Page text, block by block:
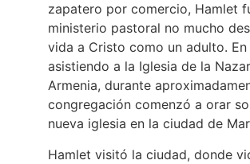
zapatero por comercio, Hamlet
ministerio pastoral no mucho
vida a Cristo como un adulto.
asistiendo a la Iglesia de la
Armenia, durante
congregación comenzó a orar
nueva iglesia en la ciudad de
Hamlet visitó la ciudad, donde